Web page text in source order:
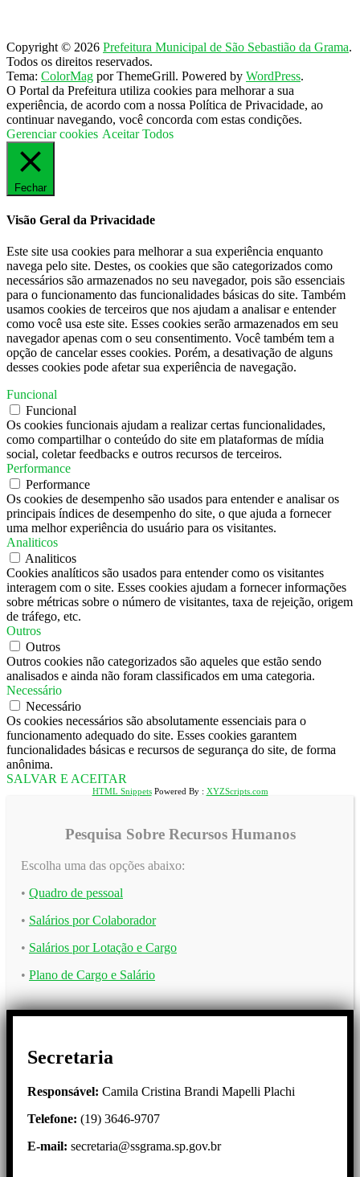
Copyright © 2026 Prefeitura Municipal de São Sebastião da Grama.
Todos os direitos reservados.
Tema: ColorMag por ThemeGrill. Powered by WordPress.
O Portal da Prefeitura utiliza cookies para melhorar a sua
experiência, de acordo com a nossa Política de Privacidade, ao
continuar navegando, você concorda com estas condições.
Gerenciar cookies Aceitar Todos
Fechar
Visão Geral da Privacidade
Este site usa cookies para melhorar a sua experiência enquanto
navega pelo site. Destes, os cookies que são categorizados como
necessários são armazenados no seu navegador, pois são essenciais
para o funcionamento das funcionalidades básicas do site. Também
usamos cookies de terceiros que nos ajudam a analisar e entender
como você usa este site. Esses cookies serão armazenados em seu
navegador apenas com o seu consentimento. Você também tem a
opção de cancelar esses cookies. Porém, a desativação de alguns
desses cookies pode afetar sua experiência de navegação.
Funcional
Funcional
Os cookies funcionais ajudam a realizar certas funcionalidades,
como compartilhar o conteúdo do site em plataformas de mídia
social, coletar feedbacks e outros recursos de terceiros.
Performance
Performance
Os cookies de desempenho são usados ​​para entender e analisar os
principais índices de desempenho do site, o que ajuda a fornecer
uma melhor experiência do usuário para os visitantes.
Analiticos
Analiticos
Cookies analíticos são usados ​​para entender como os visitantes
interagem com o site. Esses cookies ajudam a fornecer informações
sobre métricas sobre o número de visitantes, taxa de rejeição, origem
de tráfego, etc.
Outros
Outros
Outros cookies não categorizados são aqueles que estão sendo
analisados ​​e ainda não foram classificados em uma categoria.
Necessário
Necessário
Os cookies necessários são absolutamente essenciais para o
funcionamento adequado do site. Esses cookies garantem
funcionalidades básicas e recursos de segurança do site, de forma
anônima.
SALVAR E ACEITAR
HTML SnippetsPowered By : XYZScripts.com
Pesquisa Sobre Recursos Humanos
Escolha uma das opções abaixo:
• Quadro de pessoal
• Salários por Colaborador
• Salários por Lotação e Cargo
• Plano de Cargo e Salário
Secretaria
Responsável: Camila Cristina Brandi Mapelli Plachi
Telefone: (19) 3646-9707
E-mail: secretaria@ssgrama.sp.gov.br